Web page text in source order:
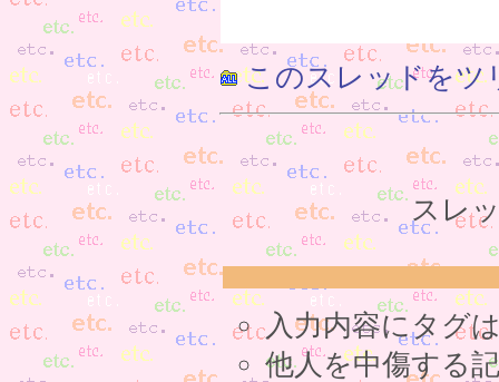
このスレッドをツ
スレ
入力内容にタグ
他人を中傷する